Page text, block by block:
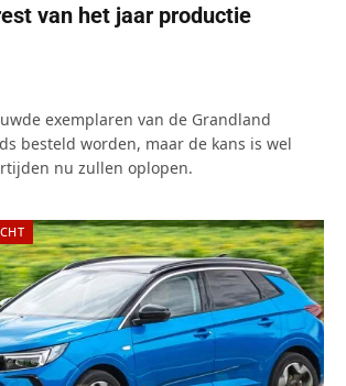
van het jaar productie
exemplaren van de Grandland
besteld worden, maar de kans is wel
nu zullen oplopen.